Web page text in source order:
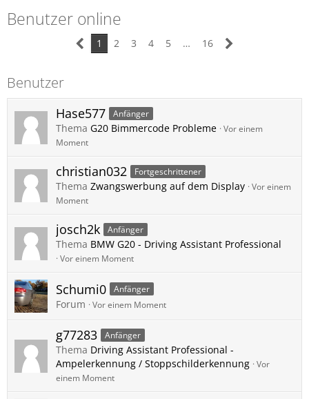
Benutzer online
1 2 3 4 5 … 16
Benutzer
Hase577 Anfänger
Thema G20 Bimmercode Probleme Vor einem
Moment
christian032 Fortgeschrittener
Thema Zwangswerbung auf dem Display Vor einem
Moment
josch2k Anfänger
Thema BMW G20 - Driving Assistant Professional
Vor einem Moment
Schumi0 Anfänger
Forum Vor einem Moment
g77283 Anfänger
Thema Driving Assistant Professional -
Ampelerkennung / Stoppschilderkennung Vor
einem Moment